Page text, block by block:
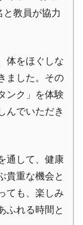
教員が協力
体をほぐしな
ました。その
ンク」を体験
んでいただき
通して、健康
貴重な機会と
ても、楽しみ
ふれる時間と